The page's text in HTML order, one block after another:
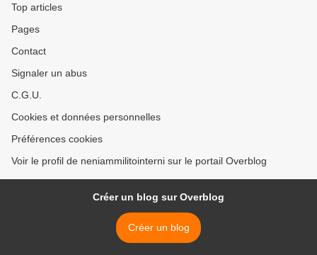
Top articles
Pages
Contact
Signaler un abus
C.G.U.
Cookies et données personnelles
Préférences cookies
Voir le profil de neniammilitointerni sur le portail Overblog
Créer un blog sur Overblog
Créer un blog